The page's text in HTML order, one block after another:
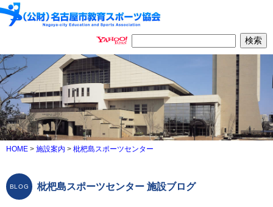
HOME > 施設案内 > 枇杷島スポーツセンター
枇杷島スポーツセンター 施設ブログ